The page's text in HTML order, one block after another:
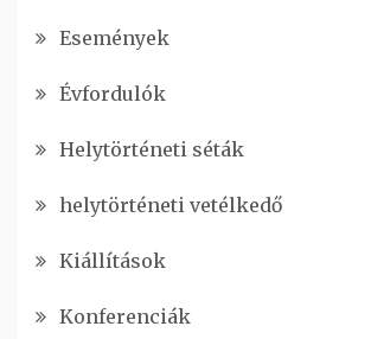
Események
Évfordulók
Helytörténeti séták
helytörténeti vetélkedő
Kiállítások
Konferenciák